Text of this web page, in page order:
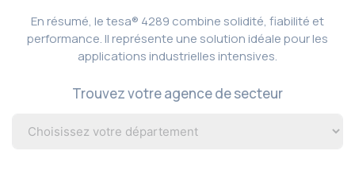
En résumé, le tesa® 4289 combine solidité, fiabilité et
performance. Il représente une solution idéale pour les
applications industrielles intensives.
Trouvez votre agence de secteur